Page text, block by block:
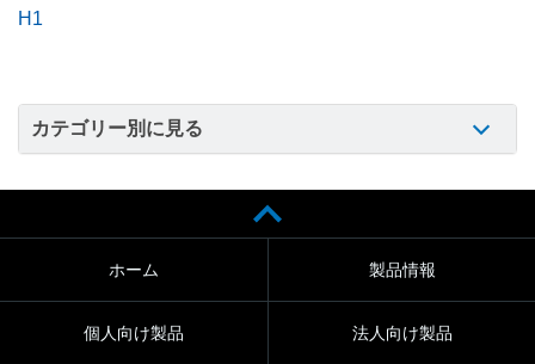
H1
カテゴリー別に見る
ホーム 製品情報
個人向け製品 法人向け製品